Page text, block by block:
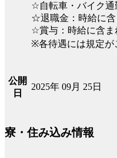
☆自転車・バイク通
☆退職金：時給に含
☆賞与：時給に含ま
※各待遇には規定が
公開
日
2025年 09月 25日
寮・住み込み情報